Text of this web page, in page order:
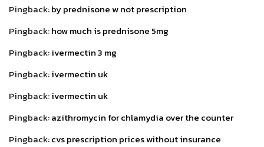
Pingback:by prednisone w not prescription
Pingback:how much is prednisone 5mg
Pingback:ivermectin 3 mg
Pingback:ivermectin uk
Pingback:ivermectin uk
Pingback:azithromycin for chlamydia over the counter
Pingback:cvs prescription prices without insurance